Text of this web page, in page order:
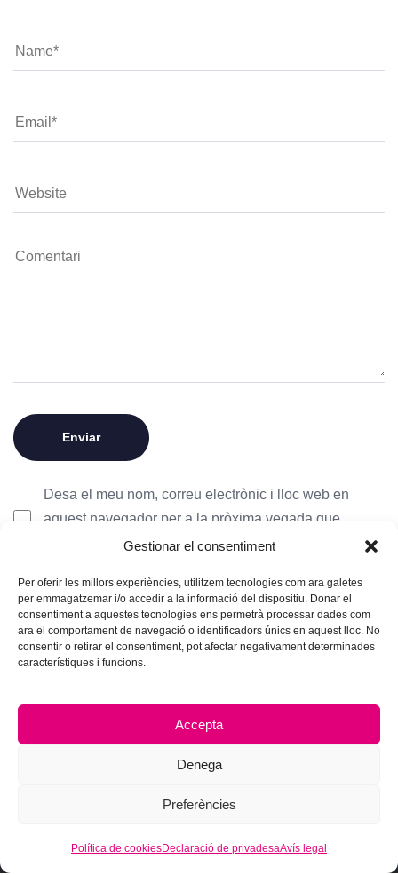
Gestionar el consentiment
Per oferir les millors experiències, utilitzem tecnologies com ara galetes
per emmagatzemar i/o accedir a la informació del dispositiu. Donar el
consentiment a aquestes tecnologies ens permetrà processar dades com
ara el comportament de navegació o identificadors únics en aquest lloc. No
consentir o retirar el consentiment, pot afectar negativament determinades
característiques i funcions.
Accepta
Denega
Preferències
Política de cookiesDeclaració de privadesaAvís legal
Desa el meu nom, correu electrònic i lloc web en
aquest navegador per a la pròxima vegada que
© 2026 Hub Theme. All rights reserved.